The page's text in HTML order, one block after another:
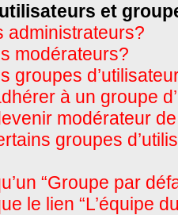
et
administrateurs?
modérateurs?
groupes
à un groupe
modérateur
groupes
“Groupe par
le lien “L’équipe